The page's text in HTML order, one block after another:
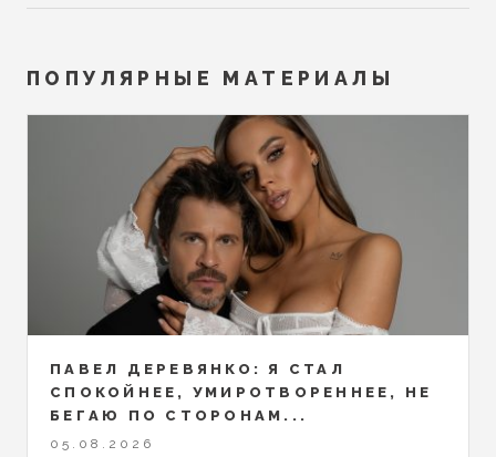
ПОПУЛЯРНЫЕ МАТЕРИАЛЫ
ПАВЕЛ ДЕРЕВЯНКО: Я СТАЛ
СПОКОЙНЕЕ, УМИРОТВОРЕННЕЕ, НЕ
БЕГАЮ ПО СТОРОНАМ...
05.08.2026